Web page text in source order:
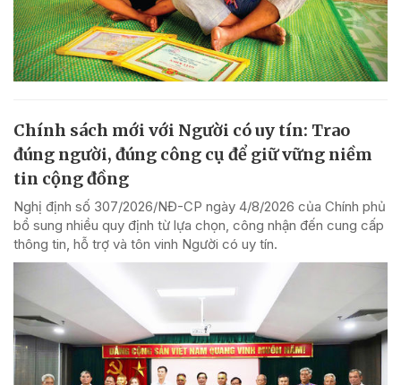
Chính sách mới với Người có uy tín: Trao
đúng người, đúng công cụ để giữ vững niềm
tin cộng đồng
Nghị định số 307/2026/NĐ-CP ngày 4/8/2026 của Chính phủ
bổ sung nhiều quy định từ lựa chọn, công nhận đến cung cấp
thông tin, hỗ trợ và tôn vinh Người có uy tín.